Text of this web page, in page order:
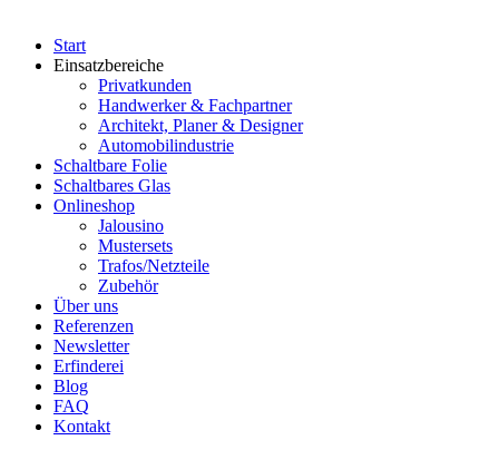
Start
Einsatzbereiche
Privatkunden
Handwerker & Fachpartner
Architekt, Planer & Designer
Automobilindustrie
Schaltbare Folie
Schaltbares Glas
Onlineshop
Jalousino
Mustersets
Trafos/Netzteile
Zubehör
Über uns
Referenzen
Newsletter
Erfinderei
Blog
FAQ
Kontakt